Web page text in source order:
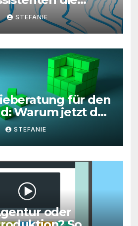
auf
heben
STEFANIE
für den
Warum jetzt der
für eine
KI-
STEFANIE
oder